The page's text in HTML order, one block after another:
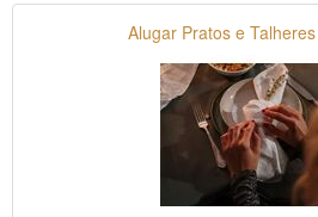
Alugar Pratos e